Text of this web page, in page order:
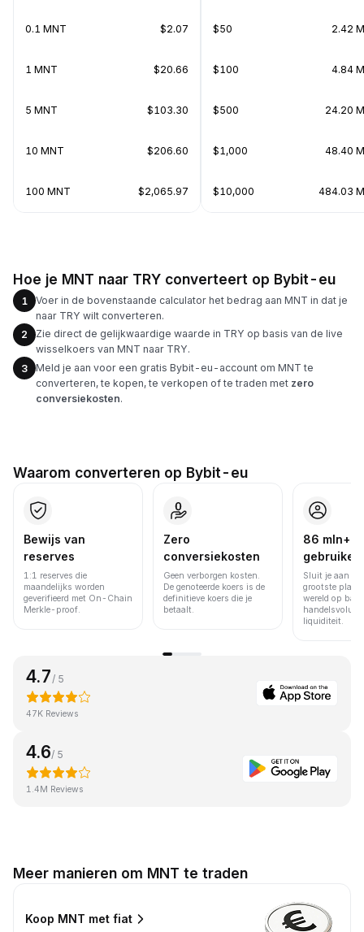
0.1 MNT $2.07
1 MNT $20.66
5 MNT $103.30
10 MNT $206.60
100 MNT $2,065.97
$50 2.42
$100 4.84
$500 24.20
$1,000 48.40
$10,000 484.03
Hoe je MNT naar TRY converteert op Bybit-eu
1
Voer in de bovenstaande calculator het bedrag aan MNT in dat je
naar TRY wilt converteren.
2
Zie direct de gelijkwaardige waarde in TRY op basis van de live
wisselkoers van MNT naar TRY.
3
Meld je aan voor een gratis Bybit-eu-account om MNT te
converteren, te kopen, te verkopen of te traden met zero
conversiekosten.
Waarom converteren op Bybit-eu
Bewijs van
reserves
1:1 reserves die
maandelijks worden
geverifieerd met On-Chain
Merkle-proof.
Zero
conversiekosten
Geen verborgen kosten.
De genoteerde koers is de
definitieve koers die je
betaalt.
86 mln+
Sluit je aan bij
grootste
wereld op
liquiditeit.
4.7 / 5
47K Reviews
4.6/ 5
1.4M Reviews
Meer manieren om MNT te traden
Koop MNT met fiat